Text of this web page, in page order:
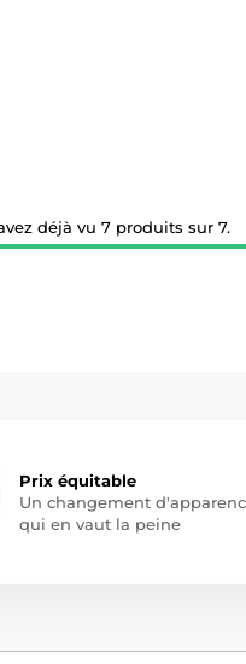
déjà vu 7 produits sur 7.
Prix équitable
Un changement
qui en vaut la peine